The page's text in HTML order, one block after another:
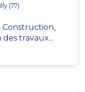
(77)
Construction,
travaux...